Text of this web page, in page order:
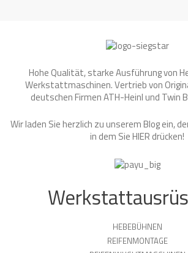
Hohe Qualität, starke Ausführung von
Werkstattmaschinen. Vertrieb von
deutschen Firmen ATH-Heinl und Twin
Wir laden Sie herzlich zu unserem Blog ein,
in dem SieHIER drücken!
HEBEBÜHNEN
REIFENMONTAGE